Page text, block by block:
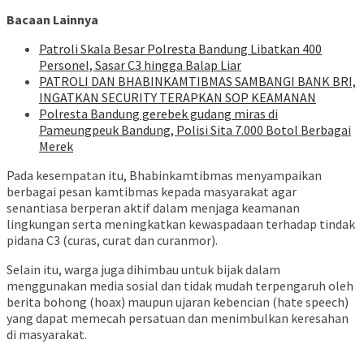
Bacaan Lainnya
Patroli Skala Besar Polresta Bandung Libatkan 400
Personel, Sasar C3 hingga Balap Liar
‎PATROLI DAN BHABINKAMTIBMAS SAMBANGI BANK BRI,
INGATKAN SECURITY TERAPKAN SOP KEAMANAN
Polresta Bandung gerebek gudang miras di
Pameungpeuk Bandung, Polisi Sita 7.000 Botol Berbagai
Merek
Pada kesempatan itu, Bhabinkamtibmas menyampaikan
berbagai pesan kamtibmas kepada masyarakat agar
senantiasa berperan aktif dalam menjaga keamanan
lingkungan serta meningkatkan kewaspadaan terhadap tindak
pidana C3 (curas, curat dan curanmor).
Selain itu, warga juga dihimbau untuk bijak dalam
menggunakan media sosial dan tidak mudah terpengaruh oleh
berita bohong (hoax) maupun ujaran kebencian (hate speech)
yang dapat memecah persatuan dan menimbulkan keresahan
di masyarakat.